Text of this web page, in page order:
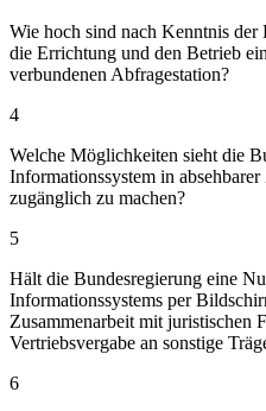
Wie hoch sind nach Kenntnis
die Errichtung und den Betrieb
verbundenen Abfragestation?
4
Welche Möglichkeiten sieht die
Informationssystem in
zugänglich zu machen?
5
Hält die Bundesregierung eine
Informationssystems per
Zusammenarbeit mit juristischen
Vertriebsvergabe an sonstige
6